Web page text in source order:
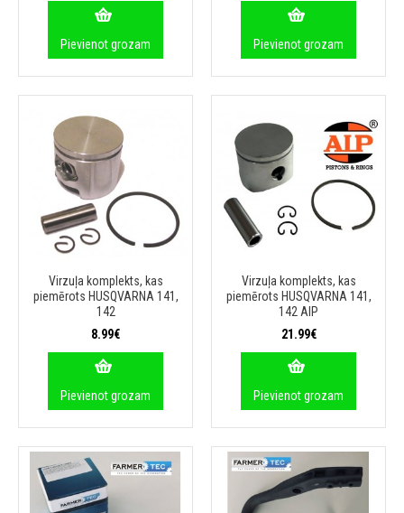
Pievienot grozam Pievienot grozam
Virzuļa komplekts, kas
piemērots HUSQVARNA 141,
142
8.99€
Pievienot grozam
Virzuļa komplekts, kas
piemērots HUSQVARNA 141,
142 AIP
21.99€
Pievienot grozam